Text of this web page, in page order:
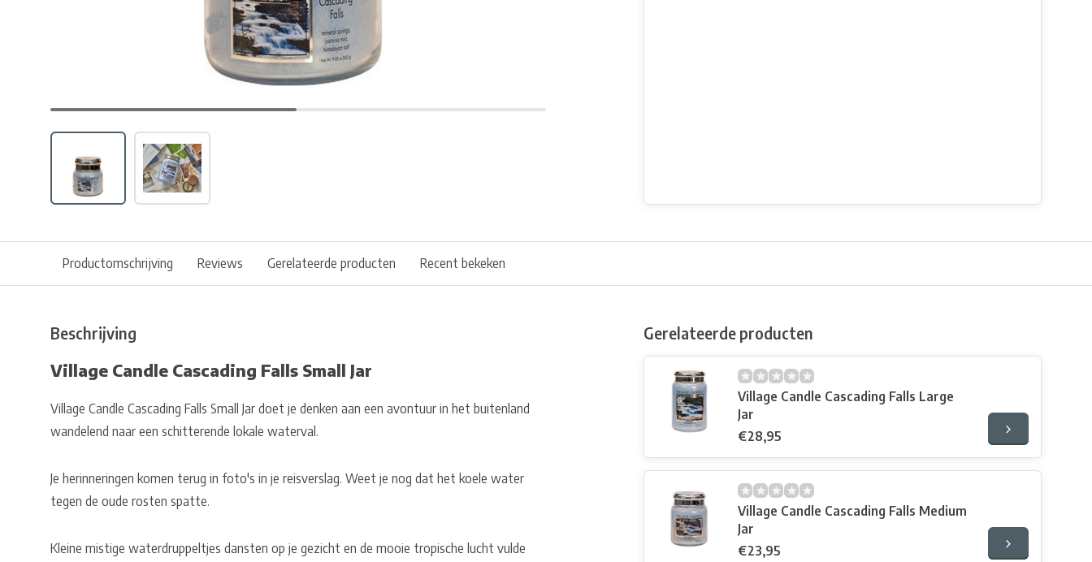
Productomschrijving Reviews Gerelateerde producten Recent bekeken
Beschrijving
Village Candle Cascading Falls Small Jar
Village Candle Cascading Falls Small Jar doet je denken aan een avontuur in het buitenland
wandelend naar een schitterende lokale waterval.
Je herinneringen komen terug in foto's in je reisverslag. Weet je nog dat het koele water
tegen de oude rosten spatte.
Kleine mistige waterdruppeltjes dansten op je gezicht en de mooie tropische lucht vulde
Gerelateerde producten
Village Candle Cascading Falls Large
Jar
€28,95
Village Candle Cascading Falls Medium
Jar
€23,95